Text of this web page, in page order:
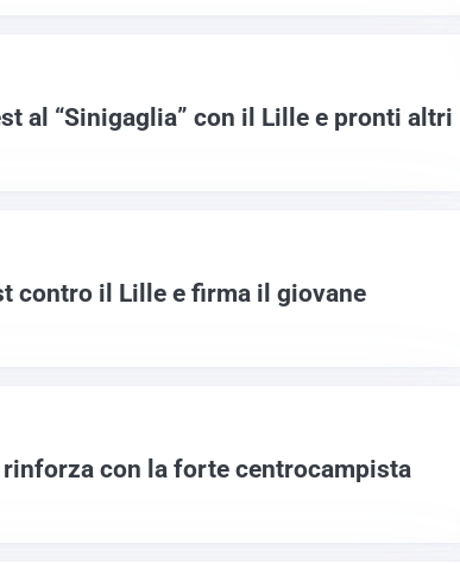
al “Sinigaglia” con il Lille e pronti altri
contro il Lille e firma il giovane
con la forte centrocampista